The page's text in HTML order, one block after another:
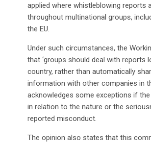
applied where whistleblowing reports
throughout multinational groups,
the EU.
Under such circumstances, the
that ‘groups should deal with reports
country, rather than automatically
information with other companies in
acknowledges some exceptions if
in relation to the nature or the
reported misconduct.
The opinion also states that this